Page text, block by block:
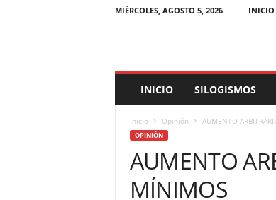
MIÉRCOLES, AGOSTO 5, 2026 INICIO
p
INICIO SILOGISMOS
Inicio Opinión AUMENTO
OPINIÓN
AUMENTO
MÍNIMOS